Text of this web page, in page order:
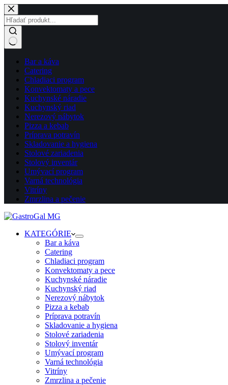
Skip
to
content
results Bar a káva
Catering
Chladiaci program
Konvektomaty a pece
Kuchynské náradie
Kuchynský riad
Nerezový nábytok
Pizza a kebab
Príprava potravín
Skladovanie a hygiena
Stolové zariadenia
Stolový inventár
Umývací program
Varná technológia
Vitríny
Zmrzlina a pečenie
KATEGÓRIE
Bar a káva
Catering
Chladiaci program
Konvektomaty a pece
Kuchynské náradie
Kuchynský riad
Nerezový nábytok
Pizza a kebab
Príprava potravín
Skladovanie a hygiena
Stolové zariadenia
Stolový inventár
Umývací program
Varná technológia
Vitríny
Zmrzlina a pečenie